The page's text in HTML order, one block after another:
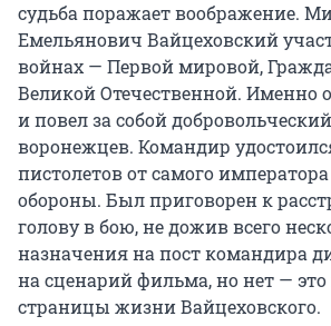
судьба поражает воображение.
Емельянович Вайцеховский
войнах — Первой мировой,
Великой Отечественной. Именно
и повел за собой
воронежцев. Командир
пистолетов от самого
обороны. Был приговорен к
голову в бою, не дожив всего
назначения на пост командира
на сценарий фильма, но нет —
страницы жизни Вайцеховского.